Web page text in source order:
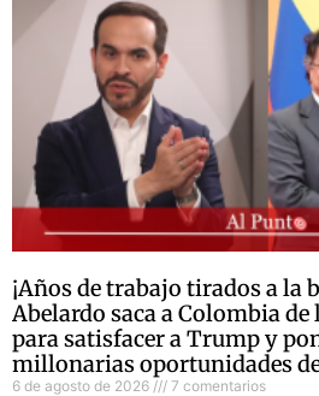
¡Años de trabajo tirados a la
Abelardo saca a Colombia de
para satisfacer a Trump y
millonarias oportunidades
6 de agosto de 2026 7 comentarios